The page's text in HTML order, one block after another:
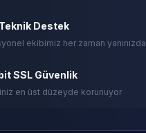
Destek
ekibimiz her zaman yanınızda
SSL Güvenlik
en üst düzeyde korunuyor